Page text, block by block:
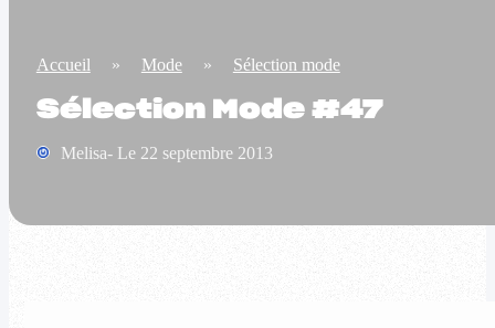
Accueil » Mode » Sélection mode
Sélection Mode #47
Melisa- Le 22 septembre 2013